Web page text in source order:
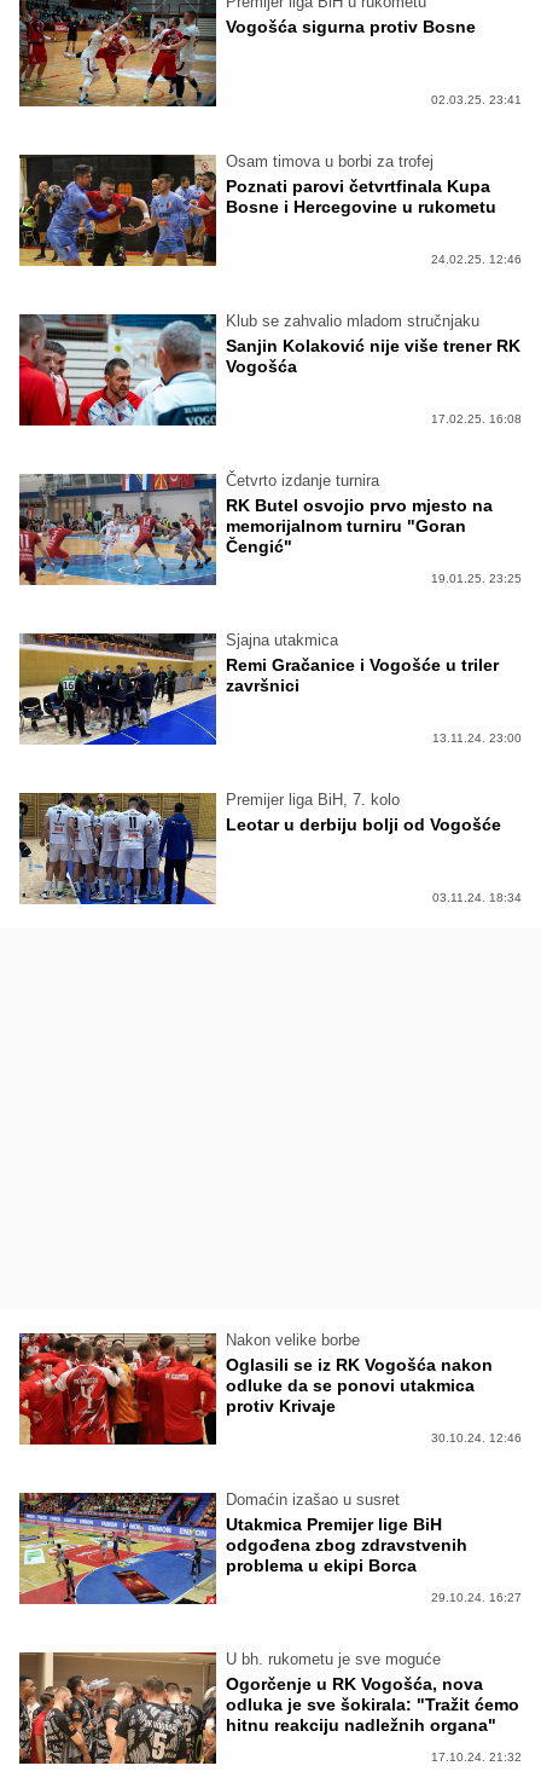
Vogošća sigurna protiv Bosne
02.03.25. 23:41
Osam timova u borbi za trofej
Poznati parovi četvrtfinala Kupa
Bosne i Hercegovine u rukometu
24.02.25. 12:46
Klub se zahvalio mladom stručnjaku
Sanjin Kolaković nije više trener RK
Vogošća
17.02.25. 16:08
Četvrto izdanje turnira
RK Butel osvojio prvo mjesto na
memorijalnom turniru "Goran
Čengić"
19.01.25. 23:25
Sjajna utakmica
Remi Gračanice i Vogošće u triler
završnici
13.11.24. 23:00
Premijer liga BiH, 7. kolo
Leotar u derbiju bolji od Vogošće
03.11.24. 18:34
Nakon velike borbe
Oglasili se iz RK Vogošća nakon
odluke da se ponovi utakmica
protiv Krivaje
30.10.24. 12:46
Domaćin izašao u susret
Utakmica Premijer lige BiH
odgođena zbog zdravstvenih
problema u ekipi Borca
29.10.24. 16:27
U bh. rukometu je sve moguće
Ogorčenje u RK Vogošća, nova
odluka je sve šokirala: "Tražit ćemo
hitnu reakciju nadležnih organa"
17.10.24. 21:32